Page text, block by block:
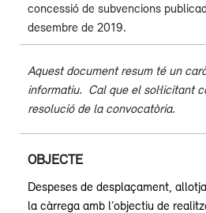
concessió de subvencions
desembre de 2019.
Aquest document resum té un
informatiu. Cal que el sol·licitant
resolució de la convocatòria.
OBJECTE
Despeses de desplaçament,
la càrrega amb l’objectiu de